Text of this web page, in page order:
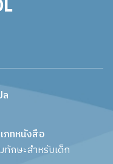
ภทหนังสือ
ทักษะสำหรับเด็ก